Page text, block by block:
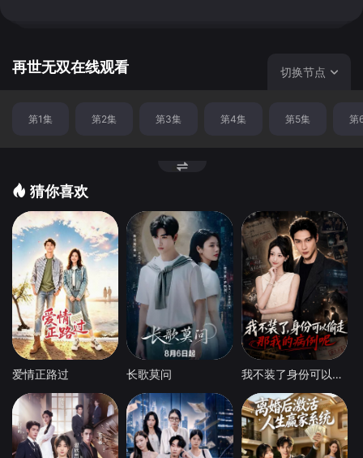
再世无双在线观看 切换节点
第1集 第2集 第3集 第4集 第5集 第
猜你喜欢
爱情正路过 长歌莫问 我不装了身份可以偷走那我的病例呢